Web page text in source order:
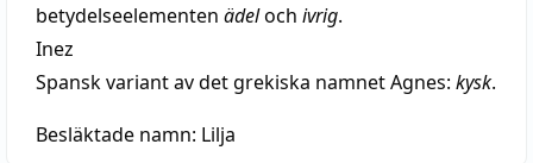
betydelseelementen ädeloch ivrig.
Inez
Spansk variant av det grekiska namnet Agnes: kysk.
Besläktade namn: Lilja